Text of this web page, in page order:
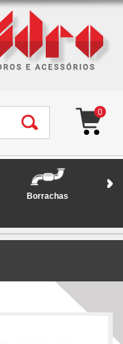
0
Borrachas